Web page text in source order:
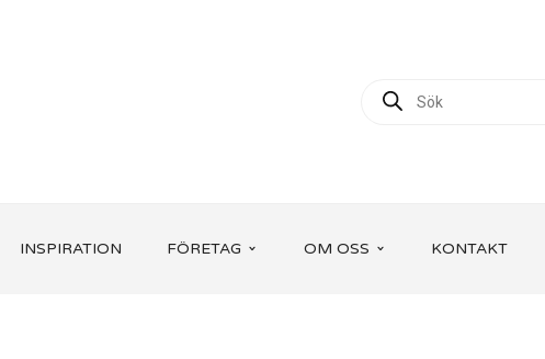
INSPIRATION FÖRETAG OM OSS KONTAKT